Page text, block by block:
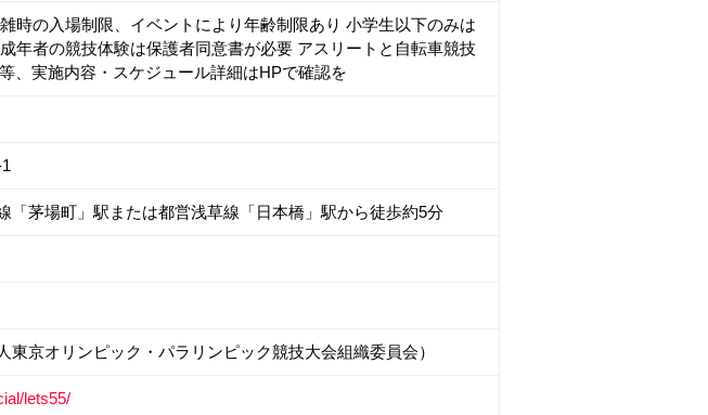
時の入場制限、イベントにより年齢制限あり 小学生以下のみは
年者の競技体験は保護者同意書が必要 アスリートと自転車競技
、実施内容・スケジュール詳細はHPで確認を
「茅場町」駅または都営浅草線「日本橋」駅から徒歩約5分
東京オリンピック・パラリンピック競技大会組織委員会）
lets55/